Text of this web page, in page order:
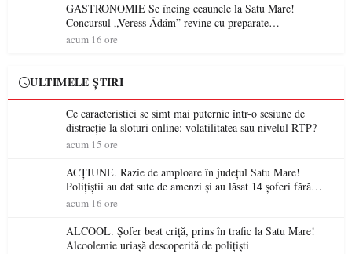
GASTRONOMIE Se încing ceaunele la Satu Mare!
Concursul „Veress Ádám” revine cu preparate
spectaculoase, premii și un jurat de renume
acum 16 ore
ULTIMELE ȘTIRI
Ce caracteristici se simt mai puternic într-o sesiune de
distracție la sloturi online: volatilitatea sau nivelul RTP?
acum 15 ore
ACȚIUNE. Razie de amploare în județul Satu Mare!
Polițiștii au dat sute de amenzi și au lăsat 14 șoferi fără
permis într-o singură zi
acum 16 ore
ALCOOL. Șofer beat criță, prins în trafic la Satu Mare!
Alcoolemie uriașă descoperită de polițiști